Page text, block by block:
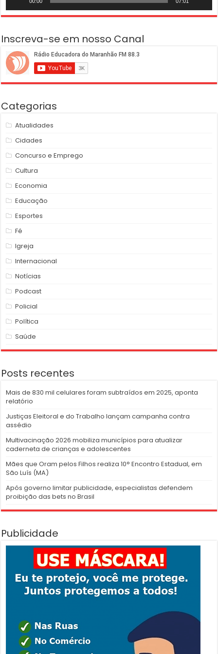
Inscreva-se em nosso Canal
Categorias
Atualidades
Cidades
Concurso e Emprego
Cultura
Economia
Educação
Esportes
Fé
Igreja
Internacional
Notícias
Podcast
Policial
Política
Saúde
Posts recentes
Mais de 830 mil celulares foram subtraídos em 2025, aponta
relatório
Justiças Eleitoral e do Trabalho lançam campanha contra
assédio
Multivacinação 2026 mobiliza municípios para atualizar
caderneta de crianças e adolescentes
Mães que Oram pelos Filhos realiza 10° Encontro Estadual, em
São Luís (MA)
Após governo limitar publicidade, especialistas defendem
proibição das bets no Brasil
Publicidade